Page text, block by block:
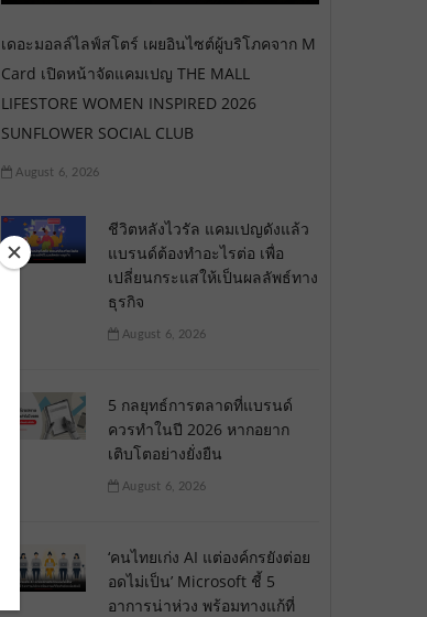
เดอะมอลล์ไลฟ์สโตร์ เผยอินไซต์ผู้บริโภคจาก M
Card เปิดหน้าจัดแคมเปญ THE MALL
LIFESTORE WOMEN INSPIRED 2026
SUNFLOWER SOCIAL CLUB
August 6, 2026
ชีวิตหลังไวรัล แคมเปญดังแล้ว
แบรนด์ต้องทำอะไรต่อ เพื่อ
เปลี่ยนกระแสให้เป็นผลลัพธ์ทาง
ธุรกิจ
August 6, 2026
5 กลยุทธ์การตลาดที่แบรนด์
ควรทำในปี 2026 หากอยาก
เติบโตอย่างยั่งยืน
August 6, 2026
‘คนไทยเก่ง AI แต่องค์กรยังต่อย
อดไม่เป็น’ Microsoft ชี้ 5
อาการน่าห่วง พร้อมทางแก้ที่